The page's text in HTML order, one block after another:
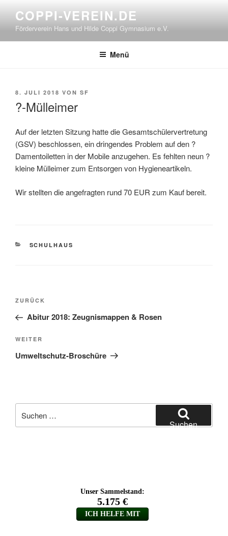
Inhalt
springen
COPPI-VEREIN.DE
Förderverein Hans und Hilde Coppi Gymnasium e.V.
Menü
VERÖFFENTLICHT
8. JULI 2018 VON SF
?-Mülleimer
Auf der letzten Sitzung hatte die Gesamtschülervertretung
(GSV) beschlossen, ein dringendes Problem auf den ?
Damentoiletten in der Mobile anzugehen. Es fehlten neun ?️
kleine Mülleimer zum Entsorgen von Hygieneartikeln.
Wir stellten die angefragten rund 70 EUR zum Kauf bereit.
KATEGORIEN
SCHULHAUS
Beitragsnavigation
Vorheriger
Beitrag
ZURÜCK
Abitur 2018: Zeugnismappen & Rosen
Nächster
Beitrag
WEITER
Umweltschutz-Broschüre
nach:
Suchen